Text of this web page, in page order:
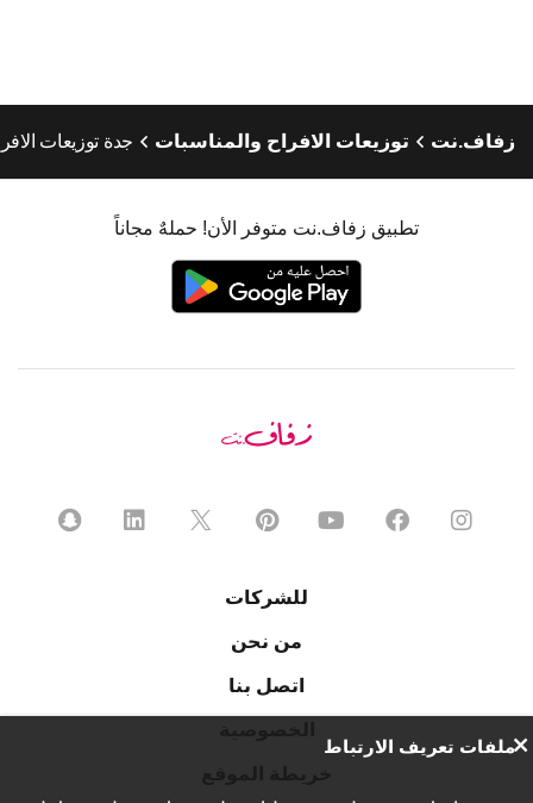
زفاف.نت توزيعات الافراح والمناسبات جدة توزيعات
تطبيق زفاف.نت متوفر الأن! حملهٌ مجاناً
للشركات
من نحن
اتصل بنا
ملفات تعريف الارتباط